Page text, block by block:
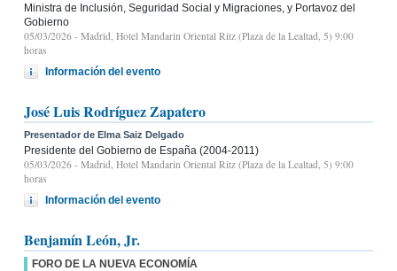
Ministra de Inclusión, Seguridad Social y Migraciones, y Portavoz del
Gobierno
05/03/2026 - Madrid, Hotel Mandarin Oriental Ritz (Plaza de la Lealtad, 5) 9:00
horas
Información del evento
José Luis Rodríguez Zapatero
Presentador de Elma Saiz Delgado
Presidente del Gobierno de España (2004-2011)
05/03/2026 - Madrid, Hotel Mandarin Oriental Ritz (Plaza de la Lealtad, 5) 9:00
horas
Información del evento
Benjamín León, Jr.
FORO DE LA NUEVA ECONOMÍA